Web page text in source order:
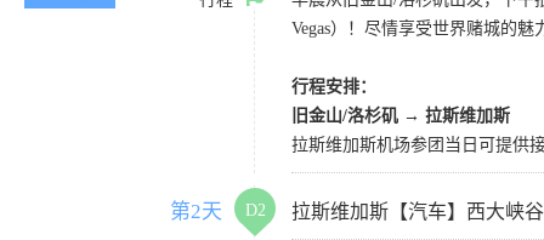
Vegas）！尽情享受世界赌城的
行程安排：
旧金山/洛杉矶 → 拉斯维加斯
拉斯维加斯机场参团当日可提供
第2天 D2 拉斯维加斯【汽车】西大峡谷